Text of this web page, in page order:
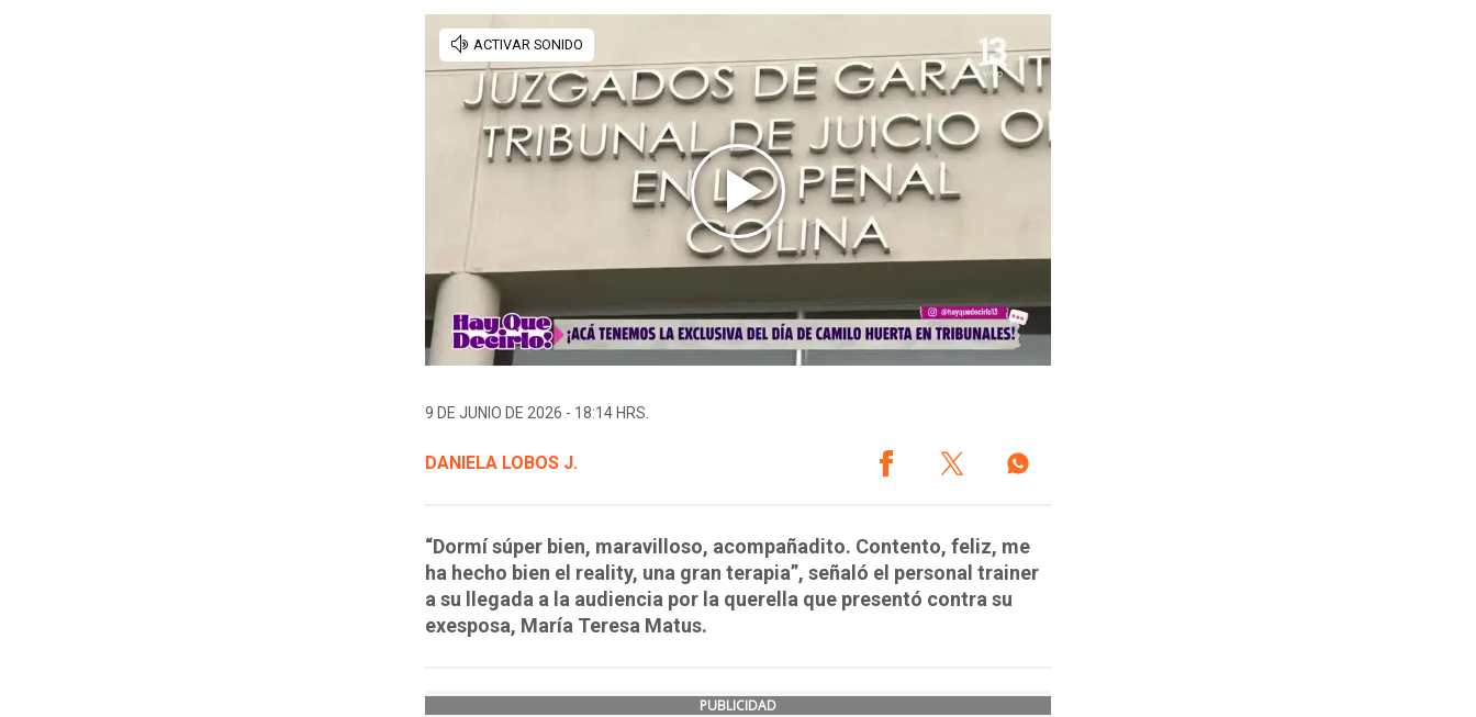
9 DE JUNIO DE 2026 - 18:14 HRS.
DANIELA LOBOS J.
“Dormí súper bien, maravilloso, acompañadito. Contento, feliz, me
ha hecho bien el reality, una gran terapia”, señaló el personal trainer
a su llegada a la audiencia por la querella que presentó contra su
exesposa, María Teresa Matus.
PUBLICIDAD